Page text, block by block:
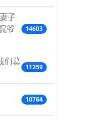
子
爷
14603
们慕
11259
10764